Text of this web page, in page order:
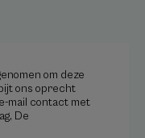
om deze
ons oprecht
mail contact met
De